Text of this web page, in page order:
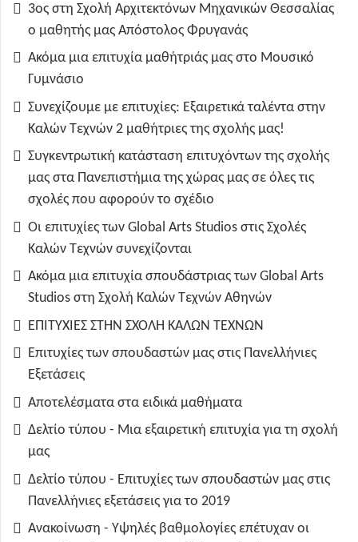
3ος στη Σχολή Αρχιτεκτόνων Μηχανικών Θεσσαλίας
ο μαθητής μας Απόστολος Φρυγανάς
Ακόμα μια επιτυχία μαθήτριάς μας στο Μουσικό
Γυμνάσιο
Συνεχίζουμε με επιτυχίες: Εξαιρετικά ταλέντα στην
Καλών Τεχνών 2 μαθήτριες της σχολής μας!
Συγκεντρωτική κατάσταση επιτυχόντων της σχολής
μας στα Πανεπιστήμια της χώρας μας σε όλες τις
σχολές που αφορούν το σχέδιο
Οι επιτυχίες των Global Arts Studios στις Σχολές
Καλών Τεχνών συνεχίζονται
Ακόμα μια επιτυχία σπουδάστριας των Global Arts
Studios στη Σχολή Καλών Τεχνών Αθηνών
ΕΠΙΤΥΧΙΕΣ ΣΤΗΝ ΣΧΟΛΗ ΚΑΛΩΝ ΤΕΧΝΩΝ
Επιτυχίες των σπουδαστών μας στις Πανελλήνιες
Εξετάσεις
Αποτελέσματα στα ειδικά μαθήματα
Δελτίο τύπου - Μια εξαιρετική επιτυχία για τη σχολή
μας
Δελτίο τύπου - Επιτυχίες των σπουδαστών μας στις
Πανελλήνιες εξετάσεις για το 2019
Ανακοίνωση - Υψηλές βαθμολογίες επέτυχαν οι